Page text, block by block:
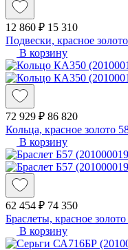
12 860 ₽ 15 310
Подвески, красное
В корзину
72 929 ₽ 86 820
Кольца, красное золото
В корзину
62 454 ₽ 74 350
Браслеты, красное
В корзину